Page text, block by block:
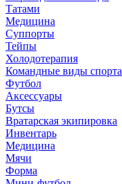
Татами
Медицина
Суппорты
Тейпы
Холодотерапия
Командные виды спорта
Футбол
Аксессуары
Бутсы
Вратарская экипировка
Инвентарь
Медицина
Мячи
Форма